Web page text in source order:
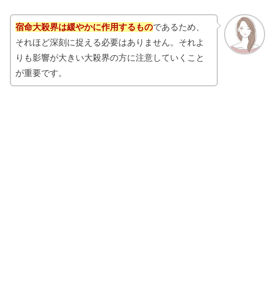
宿命大殺界は緩やかに作用するものであるため、
それほど深刻に捉える必要はありません。それよ
りも影響が大きい大殺界の方に注意していくこと
が重要です。